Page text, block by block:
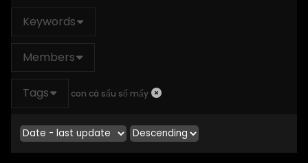
Keywords
Members
Tags con cá sấu số mấy